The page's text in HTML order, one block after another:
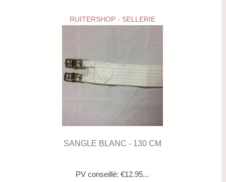
RUITERSHOP - SELLERIE
SANGLE BLANC - 130 CM
PV conseillé: €12.95...